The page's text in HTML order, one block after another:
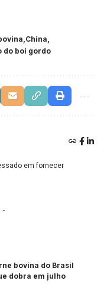
China
do boi gordo
em fornecer
-
bovina do Brasil
dobra em julho